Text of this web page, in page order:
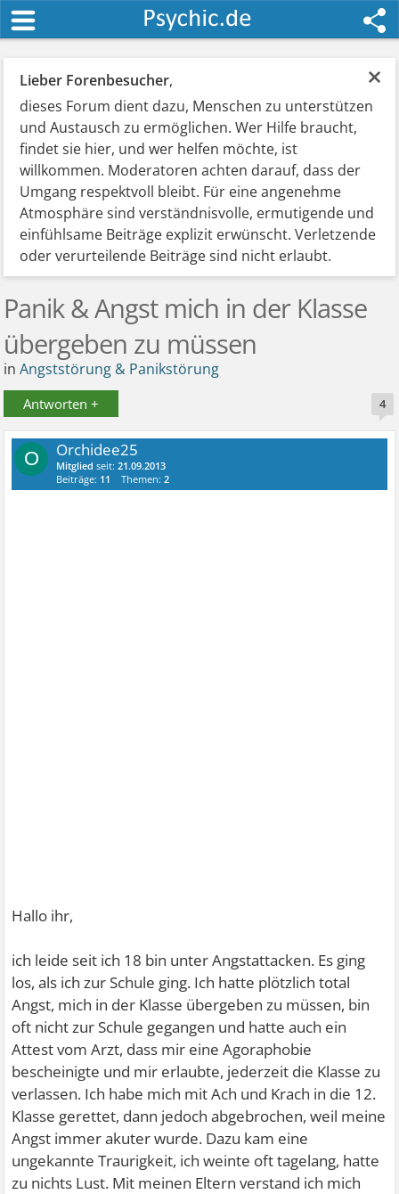
×
Lieber Forenbesucher,
dieses Forum dient dazu, Menschen zu unterstützen
und Austausch zu ermöglichen. Wer Hilfe braucht,
findet sie hier, und wer helfen möchte, ist
willkommen. Moderatoren achten darauf, dass der
Umgang respektvoll bleibt. Für eine angenehme
Atmosphäre sind verständnisvolle, ermutigende und
einfühlsame Beiträge explizit erwünscht. Verletzende
oder verurteilende Beiträge sind nicht erlaubt.
Panik & Angst mich in der Klasse
übergeben zu müssen
inAngststörung & Panikstörung
Antworten + 4
O Orchidee25
Mitglied seit:21.09.2013
Beiträge: 11 Themen:2
Hallo ihr,
ich leide seit ich 18 bin unter Angstattacken. Es ging
los, als ich zur Schule ging. Ich hatte plötzlich total
Angst, mich in der Klasse übergeben zu müssen, bin
oft nicht zur Schule gegangen und hatte auch ein
Attest vom Arzt, dass mir eine Agoraphobie
bescheinigte und mir erlaubte, jederzeit die Klasse zu
verlassen. Ich habe mich mit Ach und Krach in die 12.
Klasse gerettet, dann jedoch abgebrochen, weil meine
Angst immer akuter wurde. Dazu kam eine
ungekannte Traurigkeit, ich weinte oft tagelang, hatte
zu nichts Lust. Mit meinen Eltern verstand ich mich